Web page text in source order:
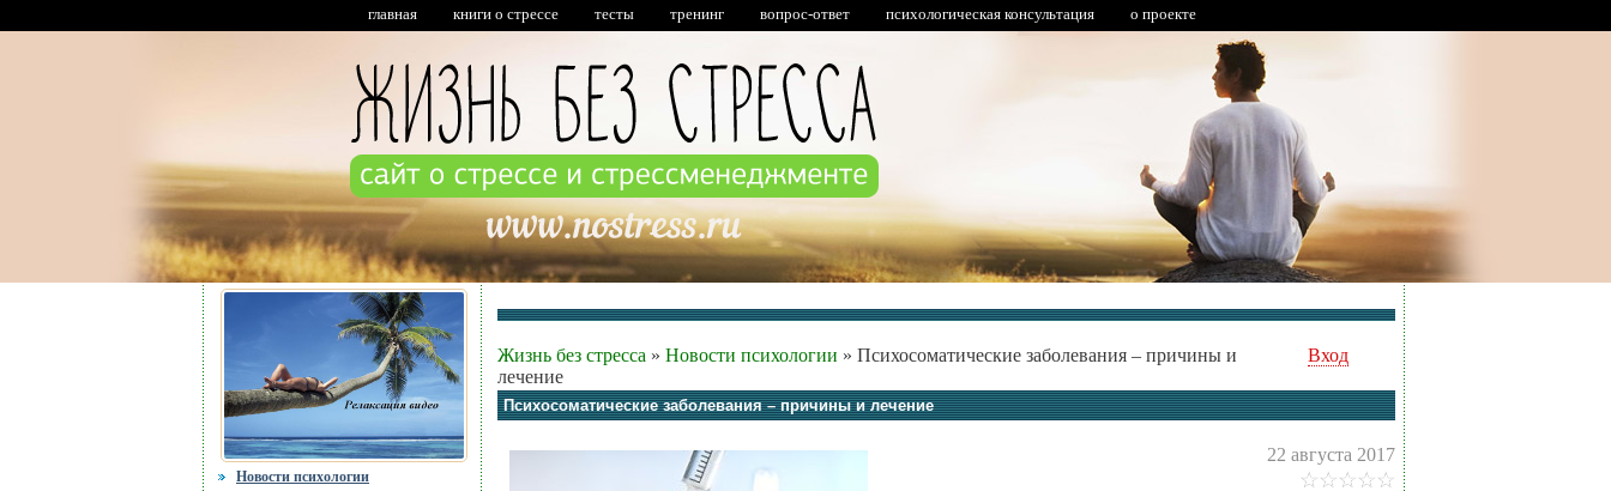
главная книги о стрессе тесты тренинг вопрос-ответ психологическая консультация о проекте
Новости психологии
Жизнь без стресса » Новости психологии » Психосоматические заболевания – причины и
лечение
Вход
Психосоматические заболевания – причины и лечение
22 августа 2017